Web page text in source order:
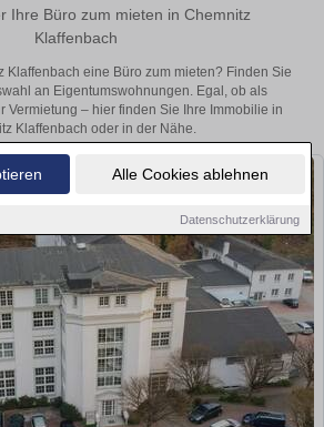
Alle Cookies ablehnen
Datenschutzerklärung
Ihre Büro zum mieten in Chemnitz
Klaffenbach
Klaffenbach eine Büro zum mieten? Finden Sie
an Eigentumswohnungen. Egal, ob als
Vermietung – hier finden Sie Ihre Immobilie in
Klaffenbach oder in der Nähe.